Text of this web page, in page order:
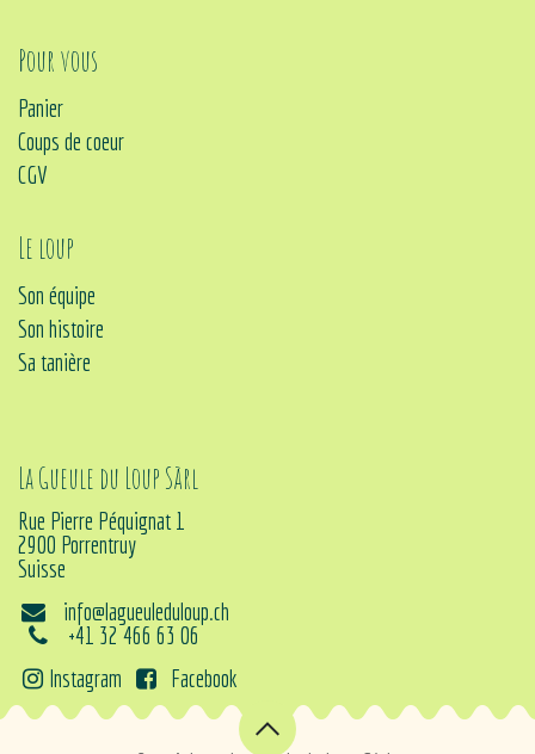
Pour vous
Panier
Coups de coeur
CGV
Le loup
Son équipe
Son histoire
Sa tanière
La Gueule du Loup Sàrl
Rue Pierre Péquignat 1
2900 Porrentruy
Suisse
info@lagueuleduloup.ch
+41 32 466 63 06
Instagram
Facebook